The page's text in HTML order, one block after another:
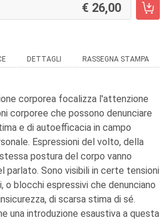
26,00
DETTAGLI RASSEGNA STAMPA
corporea focalizza l'attenzione
corporee che possono denunciare
e di autoefficacia in campo
Espressioni del volto, della
postura del corpo vanno
parlato. Sono visibili in certe tensioni
o blocchi espressivi che denunciano
di scarsa stima di sé.
una introduzione esaustiva a questa